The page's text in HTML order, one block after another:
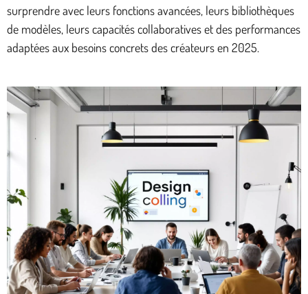
surprendre avec leurs fonctions avancées, leurs bibliothèques
de modèles, leurs capacités collaboratives et des performances
adaptées aux besoins concrets des créateurs en 2025.